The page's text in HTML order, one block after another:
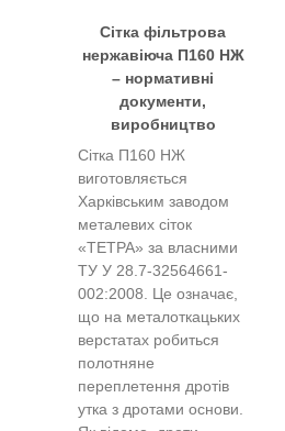
Сітка фільтрова
нержавіюча П160 НЖ
– нормативні
документи,
виробництво
Сітка П160 НЖ
виготовляється
Харківським заводом
металевих сіток
«ТЕТРА» за власними
ТУ У 28.7-32564661-
002:2008. Це означає,
що на металоткацьких
верстатах робиться
полотняне
переплетення дротів
утка з дротами основи.